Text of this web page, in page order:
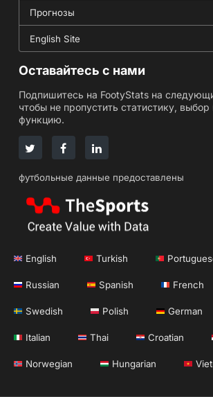
Прогнозы
English Site
Оставайтесь с нами
Подпишитесь на FootyStats на
чтобы не пропустить статистику,
функцию.
футбольные данные предоставлены
English Turkish
Russian Spanish French
Swedish Polish German
Italian Thai Croatian
Norwegian Hungarian